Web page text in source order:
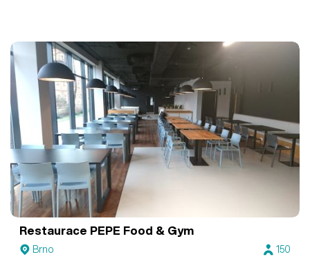
Restaurace PEPE Food & Gym
Brno
150